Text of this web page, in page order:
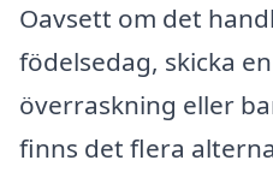
Oavsett om det
födelsedag, skicka
överraskning eller
finns det flera